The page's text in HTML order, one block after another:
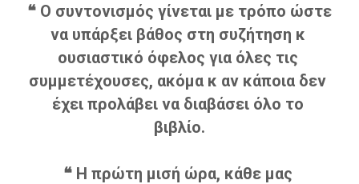
❝ Ο συντονισμός γίνεται με τρόπο ώστε
να υπάρξει βάθος στη συζήτηση κ
ουσιαστικό όφελος για όλες τις
συμμετέχουσες, ακόμα κ αν κάποια δεν
έχει προλάβει να διαβάσει όλο το
βιβλίο.
❝ Η πρώτη μισή ώρα, κάθε μας